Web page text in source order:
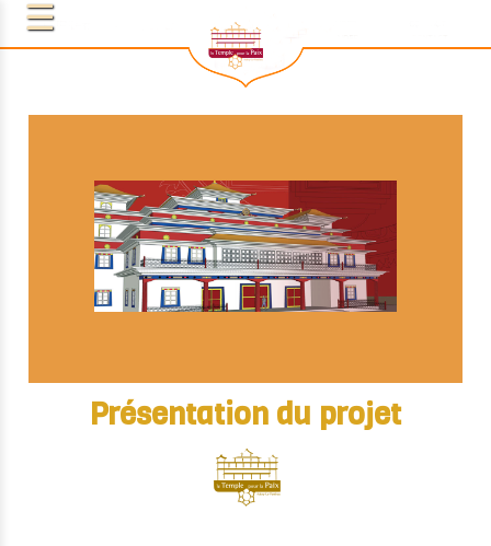
Présentation du projet